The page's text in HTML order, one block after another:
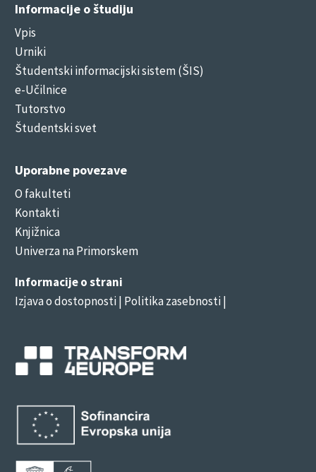
Informacije o študiju
Vpis
Urniki
Študentski informacijski sistem (ŠIS)
e-Učilnice
Tutorstvo
Študentski svet
Uporabne povezave
O fakulteti
Kontakti
Knjižnica
Univerza na Primorskem
Informacije o strani
Izjava o dostopnosti| Politika zasebnosti |